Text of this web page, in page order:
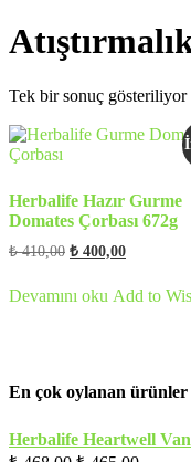
Tek bir sonuç gösteriliyor
Herbalife Hazır Gurme
Domates Çorbası 672g
₺410,00 Orijinal
₺ 400,00Şu
₺ 400,00.
Devamını oku Add to
En çok oylanan ürünler
Herbalife Heartwell
Orijinal Şu